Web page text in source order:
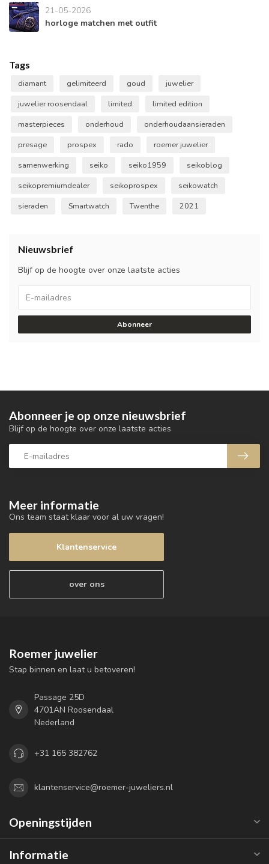
21-05-2026
horloge matchen met outfit
Tags
diamant gelimiteerd goud
juwelier
juwelier roosendaal
limited
limited edition
masterpieces
onderhoud
onderhoudaansieraden
presage
prospex rado
roemer juwelier
samenwerking
seiko seiko1959
seikoblog
seikopremiumdealer
seikoprospex
seikowatch
sieraden
Smartwatch Twenthe 2021
Nieuwsbrief
Blijf op de hoogte over onze laatste acties
Abonneer
Meer informatie
Ons team staat klaar voor al uw vragen!
Klantenservice
over ons
Abonneer je op onze nieuwsbrief
Blijf op de hoogte over onze laatste acties
Roemer juwelier
Stap binnen en laat u betoveren!
Passage 25D
4701AN Roosendaal
Nederland
+31 165 382762
klantenservice@roemer-juweliers.nl
Openingstijden
Informatie